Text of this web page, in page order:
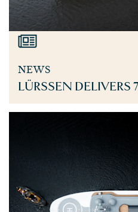
NEWS
LÜRSSEN DELIVERS